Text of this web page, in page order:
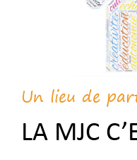
Un lieu de
LA MJC